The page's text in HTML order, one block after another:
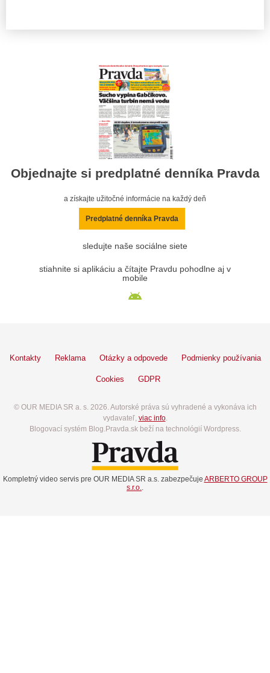
Objednajte si predplatné denníka Pravda
a získajte užitočné informácie na každý deň
Predplatné denníka Pravda
sledujte naše sociálne siete
stiahnite si aplikáciu a čítajte Pravdu pohodlne aj v
mobile
Kontakty Reklama Otázky a odpovede Podmienky používania
Cookies GDPR
© OUR MEDIA SR a. s. 2026. Autorské práva sú vyhradené a vykonáva ich
vydavateľ, viac info.
Blogovací systém Blog.Pravda.sk beží na technológií Wordpress.
Kompletný video servis pre OUR MEDIA SR a.s. zabezpečuje ARBERTO GROUP
s.r.o..